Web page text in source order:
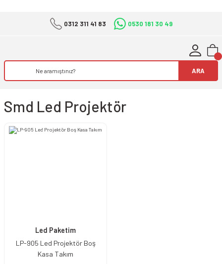
0312 311 41 83 0530 181 30 49
ARA
Smd Led Projektör
Led Paketim
LP-905 Led Projektör Boş
Kasa Takım